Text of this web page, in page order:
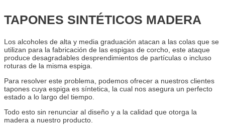
TAPONES SINTÉTICOS MADERA
Los alcoholes de alta y media graduación atacan a las colas que se
utilizan para la fabricación de las espigas de corcho, este ataque
produce desagradables desprendimientos de partículas o incluso
roturas de la misma espiga.
Para resolver este problema, podemos ofrecer a nuestros clientes
tapones cuya espiga es síntetica, la cual nos asegura un perfecto
estado a lo largo del tiempo.
Todo esto sin renunciar al diseño y a la calidad que otorga la
madera a nuestro producto.